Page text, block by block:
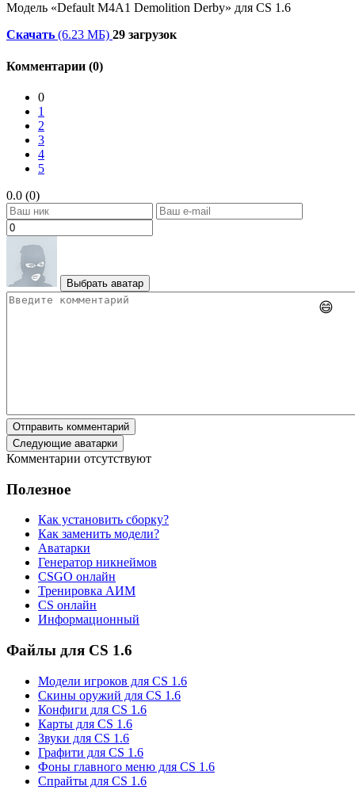
Модель «Default M4A1 Demolition Derby» для CS 1.6
Скачать (6.23 МБ) 29 загрузок
Комментарии (0)
0
1
2
3
4
5
0.0 (0)
Выбрать аватар
😄
Отправить комментарий
Следующие аватарки
Комментарии отсутствуют
Полезное
Как установить сборку?
Как заменить модели?
Аватарки
Генератор никнеймов
CSGO онлайн
Тренировка АИМ
CS онлайн
Информационный
Файлы для CS 1.6
Модели игроков для CS 1.6
Скины оружий для CS 1.6
Конфиги для CS 1.6
Карты для CS 1.6
Звуки для CS 1.6
Графити для CS 1.6
Фоны главного меню для CS 1.6
Спрайты для CS 1.6